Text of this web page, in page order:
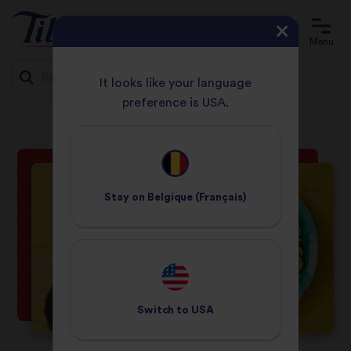
Menu
It looks like your language
preference is USA.
Stay on Belgique (Français)
Switch to USA